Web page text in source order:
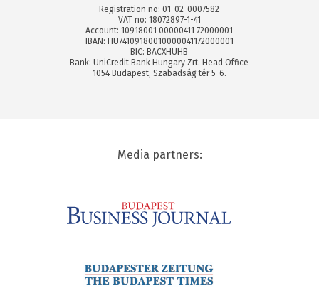
Registration no: 01-02-0007582
VAT no: 18072897-1-41
Account: 10918001 00000411 72000001
IBAN: HU74109180010000041172000001
BIC: BACXHUHB
Bank: UniCredit Bank Hungary Zrt. Head Office
1054 Budapest, Szabadság tér 5-6.
Media partners: